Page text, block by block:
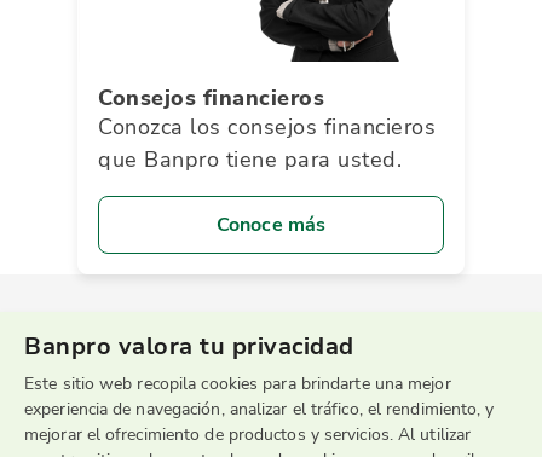
Consejos financieros
Conozca los consejos financieros
que Banpro tiene para usted.
Conoce más
Banpro valora tu privacidad
Este sitio web recopila cookies para brindarte una mejor
experiencia de navegación, analizar el tráfico, el rendimiento, y
mejorar el ofrecimiento de productos y servicios. Al utilizar